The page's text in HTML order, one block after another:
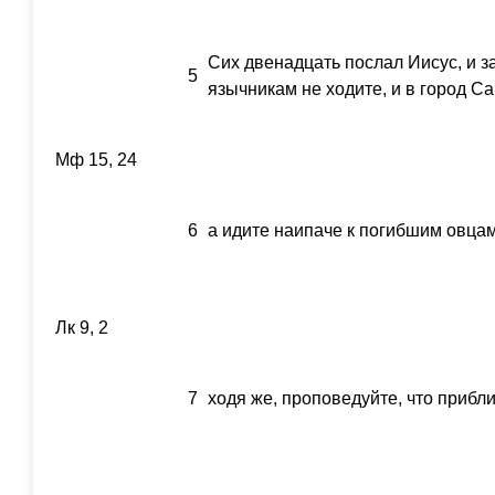
5
Сих двенадцать послал Иисус, и
язычникам не ходите, и в город
Мф 15, 24
6 а идите наипаче к погибшим
Лк 9, 2
7 ходя же, проповедуйте, что